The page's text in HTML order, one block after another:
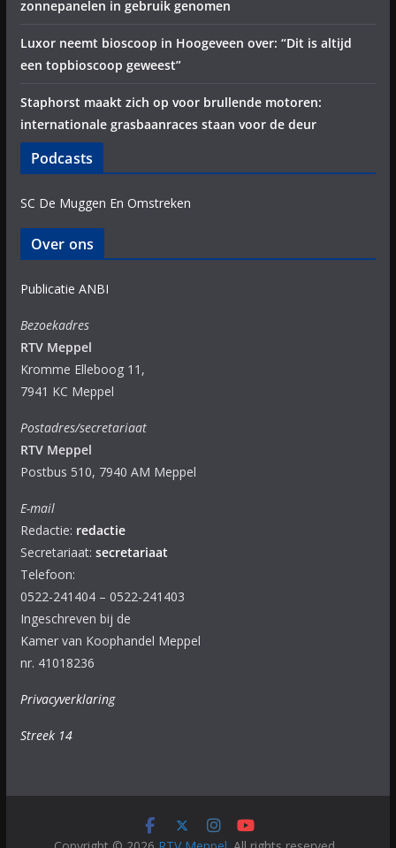
zonnepanelen in gebruik genomen
Luxor neemt bioscoop in Hoogeveen over: “Dit is altijd
een topbioscoop geweest”
Staphorst maakt zich op voor brullende motoren:
internationale grasbaanraces staan voor de deur
Podcasts
SC De Muggen En Omstreken
Over ons
Publicatie ANBI
Bezoekadres
RTV Meppel
Kromme Elleboog 11,
7941 KC Meppel
Postadres/secretariaat
RTV Meppel
Postbus 510, 7940 AM Meppel
E-mail
Redactie: redactie
Secretariaat: secretariaat
Telefoon:
0522-241404 – 0522-241403
Ingeschreven bij de
Kamer van Koophandel Meppel
nr. 41018236
Privacyverklaring
Streek 14